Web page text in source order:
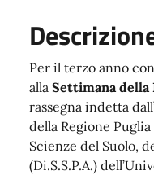
Per il terzo anno
alla Settimana della
rassegna indetta
della Regione
Scienze del Suolo,
(Di.S.S.P.A.)